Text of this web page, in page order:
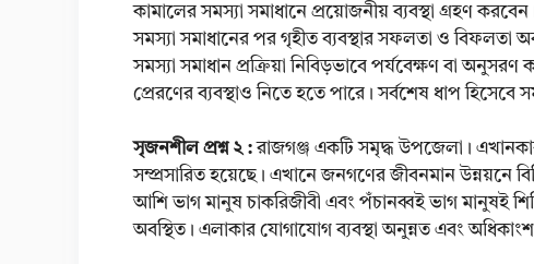
কামালের সমস্যা সমাধানে প্রয়োজনীয় ব্যবস্থা গ্রহণ
সমস্যা সমাধানের পর গৃহীত ব্যবস্থার সফলতা ও বিফলতা
সমস্যা সমাধান প্রক্রিয়া নিবিড়ভাবে পর্যবেক্ষণ বা
প্রেরণের ব্যবস্থাও নিতে হতে পারে। সর্বশেষ ধাপ হিসেবে
সৃজনশীল প্রশ্ন ২ :রাজগঞ্জ একটি সমৃদ্ধ উপজেলা।
সম্প্রসারিত হয়েছে। এখানে জনগণের জীবনমান উন্নয়নে
আশি ভাগ মানুষ চাকরিজীবী এবং পঁচানব্বই ভাগ মানুষই
অবস্থিত। এলাকার যোগাযোগ ব্যবস্থা অনুন্নত এবং